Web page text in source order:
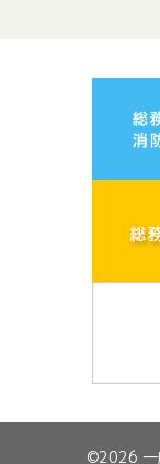
©2026 一